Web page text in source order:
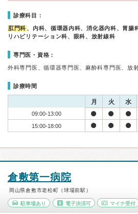
診療科目：
肛門科 、内科、循環器内科、消化器内科、胃腸
リハビリテーション科、眼科、放射線科
専門医・資格：
外科専門医、循環器専門医、麻酔科専門医、放
診療時間
月 火 水
09:00-13:00
15:00-18:00
倉敷第一病院
岡山県倉敷市老松町（球場前駅）
駐車場あり 電子決済可 マイナ受付